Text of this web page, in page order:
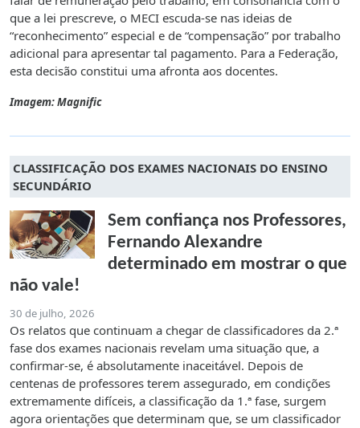
que a lei prescreve, o MECI escuda-se nas ideias de
“reconhecimento” especial e de “compensação” por trabalho
adicional para apresentar tal pagamento. Para a Federação,
esta decisão constitui uma afronta aos docentes.
Imagem: Magnific
CLASSIFICAÇÃO DOS EXAMES NACIONAIS DO ENSINO
SECUNDÁRIO
Sem confiança nos Professores,
Fernando Alexandre
determinado em mostrar o que
não vale!
30 de julho, 2026
Os relatos que continuam a chegar de classificadores da 2.ª
fase dos exames nacionais revelam uma situação que, a
confirmar-se, é absolutamente inaceitável. Depois de
centenas de professores terem assegurado, em condições
extremamente difíceis, a classificação da 1.ª fase, surgem
agora orientações que determinam que, se um classificador